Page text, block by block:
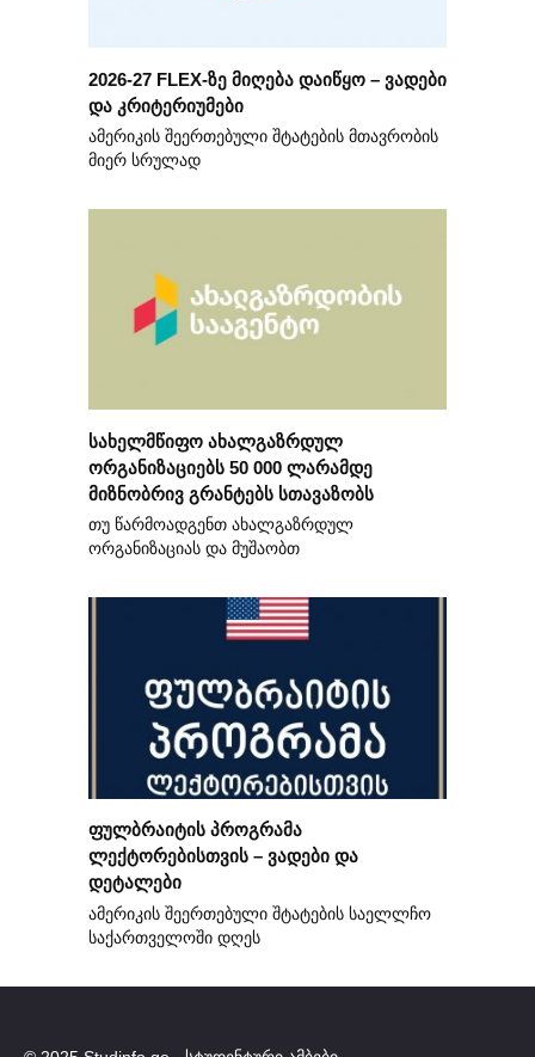
2026-27 FLEX-ზე მიღება დაიწყო – ვადები
და კრიტერიუმები
ამერიკის შეერთებული შტატების მთავრობის
მიერ სრულად
სახელმწიფო ახალგაზრდულ
ორგანიზაციებს 50 000 ლარამდე
მიზნობრივ გრანტებს სთავაზობს
თუ წარმოადგენთ ახალგაზრდულ
ორგანიზაციას და მუშაობთ
ფულბრაიტის პროგრამა
ლექტორებისთვის – ვადები და
დეტალები
ამერიკის შეერთებული შტატების საელლჩო
საქართველოში დღეს